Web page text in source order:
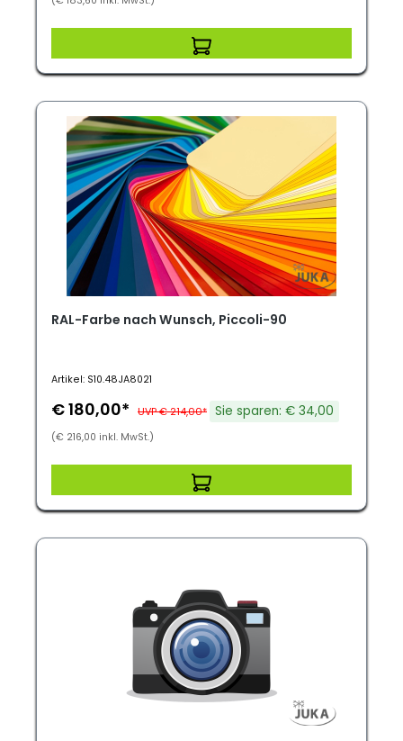
RAL-Farbe nach Wunsch, Piccoli-90
Artikel: S10.48JA8021
€ 180,00* UVP € 214,00* Sie sparen: € 34,00
(€ 216,00 inkl. MwSt.)